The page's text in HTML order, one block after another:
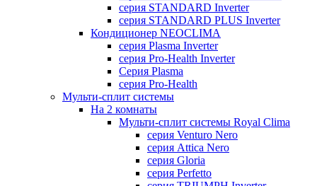
серия STANDARD Inverter
серия STANDARD PLUS Inverter
Кондиционер NEOCLIMA
серия Plasma Inverter
серия Pro-Health Inverter
Cерия Plasma
серия Pro-Health
Мульти-сплит системы
На 2 комнаты
Мульти-сплит системы Royal Clima
серия Venturo Nero
серия Attica Nero
серия Gloria
серия Perfetto